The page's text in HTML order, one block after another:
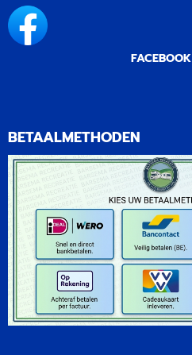
FACEBOOK
BETAALMETHODEN